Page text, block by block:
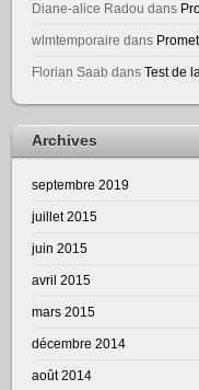
Diane-alice Radou dans
wlmtemporaire dans
Florian Saab dansTest de
Archives
septembre 2019
juillet 2015
juin 2015
avril 2015
mars 2015
décembre 2014
août 2014